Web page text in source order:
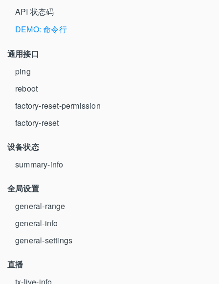
API 状态码
DEMO: 命令行
通用接口
ping
reboot
factory-reset-permission
factory-reset
设备状态
summary-info
全局设置
general-range
general-info
general-settings
直播